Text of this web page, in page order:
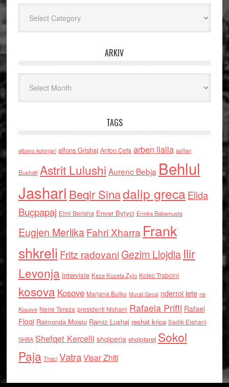
ARKIV
TAGS
albano kolonjari alfons Grishaj Anton Cefa arben llalla asllan
Bushati Astrit Lulushi Aurenc Bebja Behlul
Jashari Beqir Sinadalip grecaElida
Buçpapaj Elmi Berisha Enver Bytyci Ermira Babamusta
Eugjen MerlikaFahri Xharra Frank
shkreli Fritz radovaniGezim Llojdia Ilir
Levonja Interviste Keze Kozeta Zylo Kolec Traboini
kosova Kosove Marjana Bulku Murat Gecaj nderroi jete ne
Kosove Nene Tereza presidenti Nishani Rafaela Prifti Rafael
Floqi Raimonda Moisiu Ramiz Lushaj reshat kripa Sadik Elshani
SHBA Shefqet Kercelli shqiperia shqiptaret Sokol
Paja Thaci VatraVisar Zhiti